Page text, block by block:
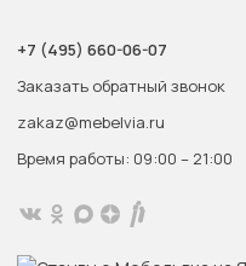
+7 (495) 660-06-07
Заказать обратный звонок
zakaz@mebelvia.ru
Время работы: 09:00 – 21:00